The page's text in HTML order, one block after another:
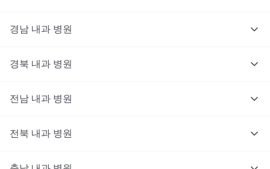
경남 내과 병원
경북 내과 병원
전남 내과 병원
전북 내과 병원